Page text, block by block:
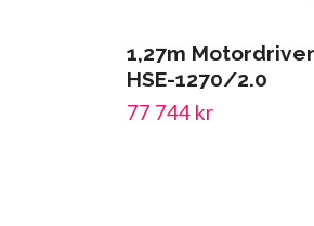
1,27m
HSE-1270/2.0
77 744 kr